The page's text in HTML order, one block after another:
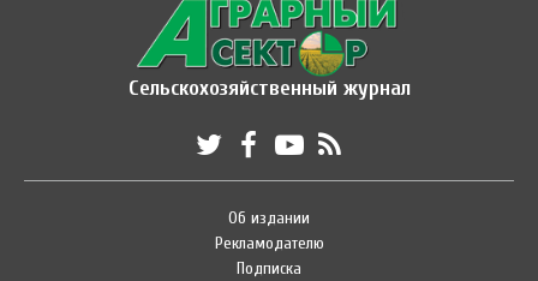
Сельскохозяйственный журнал
Об издании
Рекламодателю
Подписка